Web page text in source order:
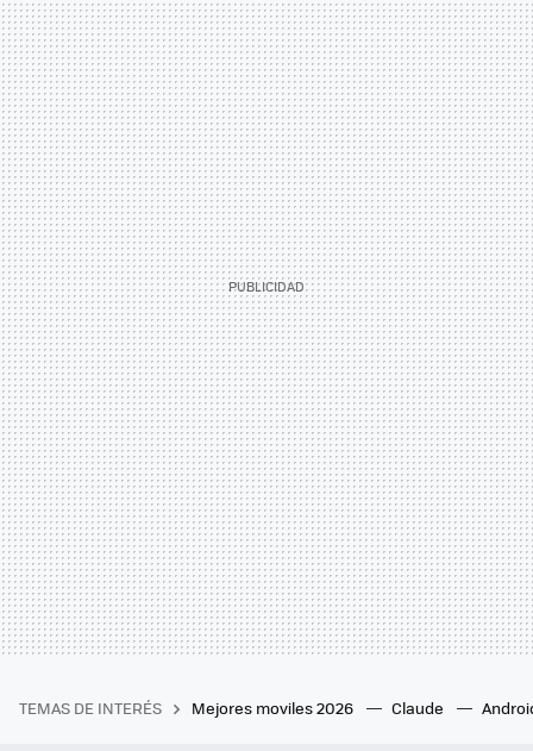
TEMAS DE INTERÉS Mejores moviles 2026 Claude